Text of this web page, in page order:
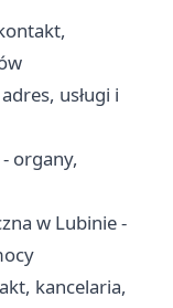
usługi i
organy,
w Lubinie -
kancelaria,